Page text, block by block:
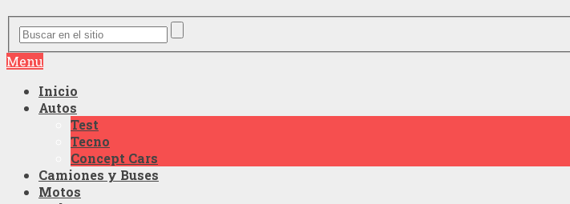
Menu
Inicio
Autos
Test
Tecno
Concept Cars
Camiones y Buses
Motos